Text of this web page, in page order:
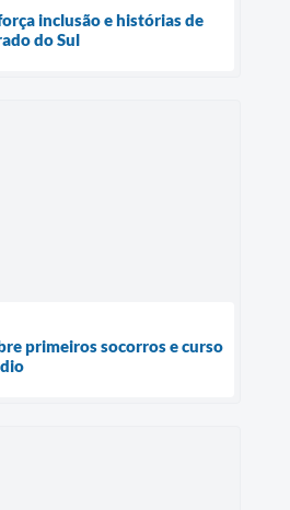
inclusão e histórias de
do Sul
primeiros socorros e curso